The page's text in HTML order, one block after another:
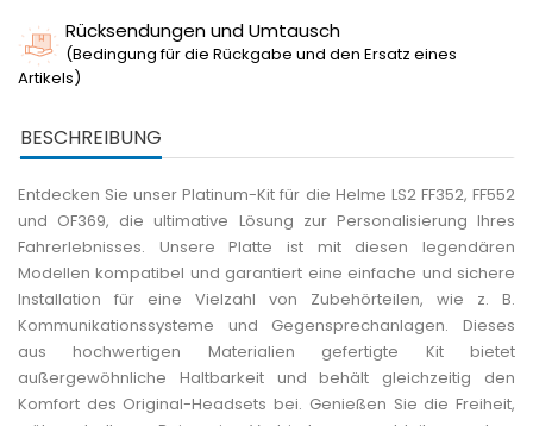
Rücksendungen und Umtausch
(Bedingung für die Rückgabe und den Ersatz eines
Artikels)
BESCHREIBUNG
Entdecken Sie unser Platinum-Kit für die Helme LS2 FF352, FF552
und OF369, die ultimative Lösung zur Personalisierung Ihres
Fahrerlebnisses. Unsere Platte ist mit diesen legendären
Modellen kompatibel und garantiert eine einfache und sichere
Installation für eine Vielzahl von Zubehörteilen, wie z. B.
Kommunikationssysteme und Gegensprechanlagen. Dieses
aus hochwertigen Materialien gefertigte Kit bietet
außergewöhnliche Haltbarkeit und behält gleichzeitig den
Komfort des Original-Headsets bei. Genießen Sie die Freiheit,